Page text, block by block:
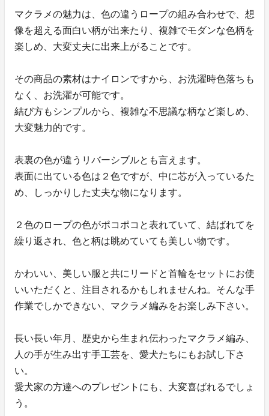
マクラメの魅力は、色の違うロープの組み合わせで、想
像を超える面白い柄が出来たり、複雑でモダンな色柄を
楽しめ、大変丈夫に出来上がることです。
その商品の素材はナイロンですから、お洗濯時色落ちも
なく、お洗濯が可能です。
結び方もシンプルから、複雑な不思議な柄など楽しめ、
大変魅力的です。
表裏の色が違うリバーシブルとも言えます。
表面に出ている色は２色ですが、中に芯が入っているた
め、しっかりした丈夫な物になります。
２色のロープの色がポコポコと表れていて、結ばれてを
繰り返され、色と柄は眺めていても美しい物です。
かわいい、美しい服と共にリードと首輪をセットにお使
いいただくと、注目されるかもしれませんね。そんな手
作業でしかできない、マクラメ編みをお楽しみ下さい。
長い長い年月、歴史から生まれ伝わったマクラメ編み、
人の手が生み出す手工芸を、愛犬たちにもお試し下さ
い。
愛犬家の方達へのプレゼントにも、大変喜ばれるでしょ
う。